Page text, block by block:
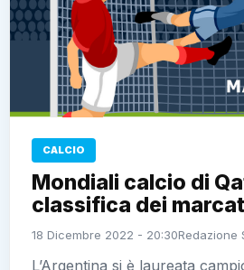
CALCIO
Mondiali calcio di
classifica dei
18 Dicembre 2022 - 20:30Redazione
L’Argentina si è laureata